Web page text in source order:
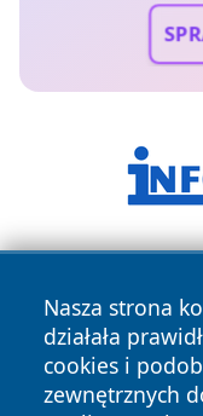
Nasza strona
działała
cookies i
zewnętrznych
Copyright © 2026